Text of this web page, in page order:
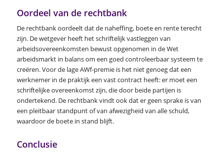
Oordeel van de rechtbank
De rechtbank oordeelt dat de naheffing, boete en rente terecht
zijn. De wetgever heeft het schriftelijk vastleggen van
arbeidsovereenkomsten bewust opgenomen in de Wet
arbeidsmarkt in balans om een goed controleerbaar systeem te
creëren. Voor de lage AWf-premie is het niet genoeg dat een
werknemer in de praktijk een vast contract heeft: er moet een
schriftelijke overeenkomst zijn, die door beide partijen is
ondertekend. De rechtbank vindt ook dat er geen sprake is van
een pleitbaar standpunt of van afwezigheid van alle schuld,
waardoor de boete in stand blijft.
Conclusie